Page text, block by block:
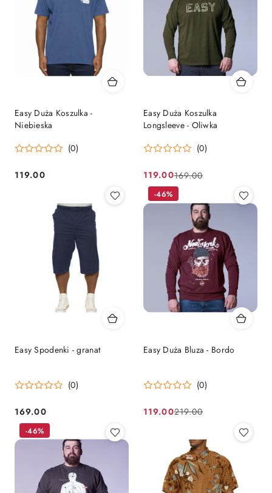
Easy Duża Koszulka -
Niebieska
(0)
Cena:
119.00
Easy Duża Koszulka
Longsleeve - Oliwka
(0)
Cena
promocyjna:
119.00
Cena
przed
promocją:
169.00
Easy Spodenki - granat
(0)
Cena:
169.00
Easy Duża Bluza - Bordo
(0)
Cena
119.00
Cena
219.00
-46%
-46%